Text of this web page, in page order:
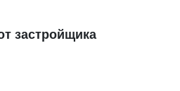
застройщика